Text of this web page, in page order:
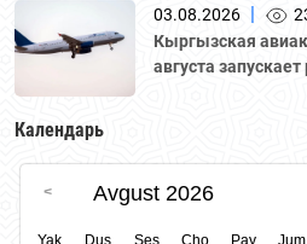
03.08.2026 |
Кыргызская
августа
Календарь
Avgust 2026
Yak Dus Ses Cho Pay Jum